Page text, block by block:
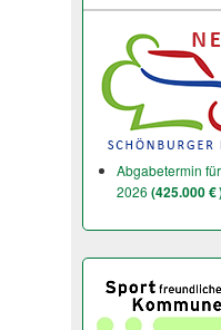
Abgabetermin
2026 (425.000 €